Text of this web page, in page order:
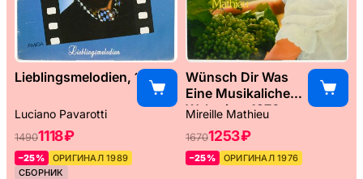
Lieblingsmelodien, 1989
Luciano Pavarotti
14901118 ₽
–25%
ОРИГИНАЛ 1989
СБОРНИК
Wünsch Dir Was
Eine Musikaliche
Weltreise, 1976
Mireille Mathieu
16701253 ₽
–25% ОРИГИНАЛ 1976